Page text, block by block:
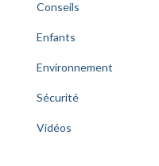
Conseils
Enfants
Environnement
Sécurité
Vidéos